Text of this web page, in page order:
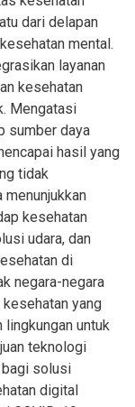
dari delapan
mental.
layanan
kesehatan
Mengatasi
sumber daya
hasil yang
tidak
kesehatan
udara, dan
di
negara-negara
yang
lingkungan untuk
teknologi
bagi solusi
digital